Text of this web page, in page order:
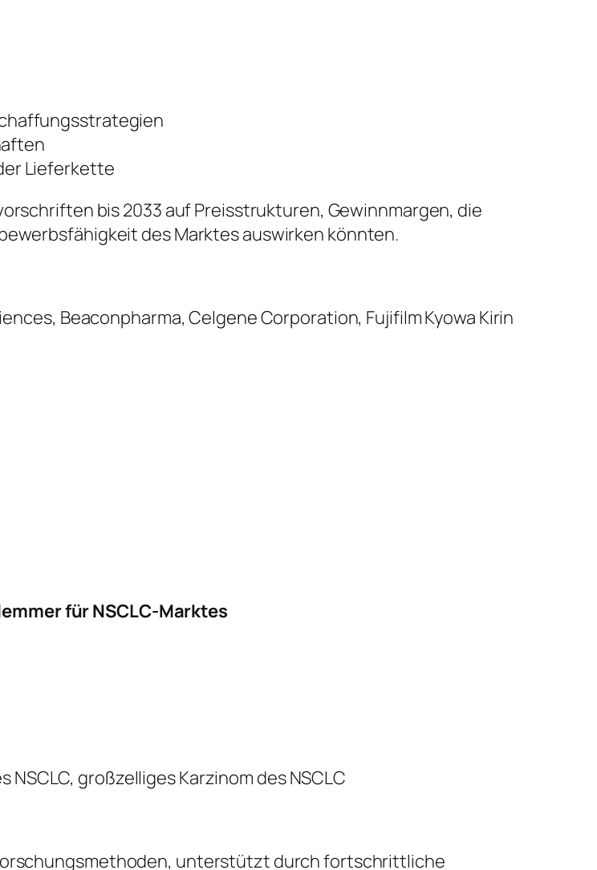
Lieferkette
bis 2033 auf Preisstrukturen, Gewinnmargen, die
des Marktes auswirken könnten.
Beaconpharma, Celgene Corporation, Fujifilm Kyowa Kirin
für NSCLC-Marktes
großzelliges Karzinom des NSCLC
unterstützt durch fortschrittliche